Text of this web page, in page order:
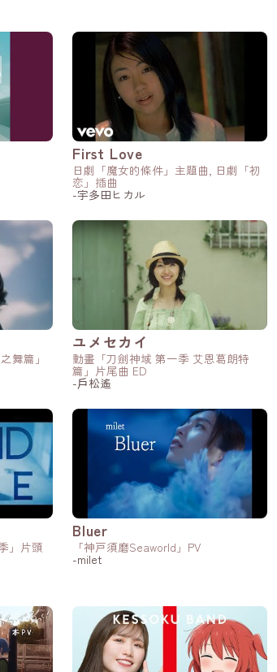
First Love
日劇「魔女的條件」主題曲, 日劇「初
恋」插曲
-宇多田ヒカル
舞篇」
ユメセカイ
動畫「刀劍神域 第一季 艾恩葛朗特
篇」片尾曲 ED
-戶松遙
」片頭
Bluer
「神戸須磨Seaworld」PV
-milet